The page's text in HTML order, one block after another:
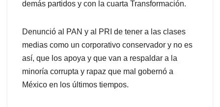
demás partidos y con la cuarta Transformación.
Denunció al PAN y al PRI de tener a las clases
medias como un corporativo conservador y no es
así, que los apoya y que van a respaldar a la
minoría corrupta y rapaz que mal gobernó a
México en los últimos tiempos.